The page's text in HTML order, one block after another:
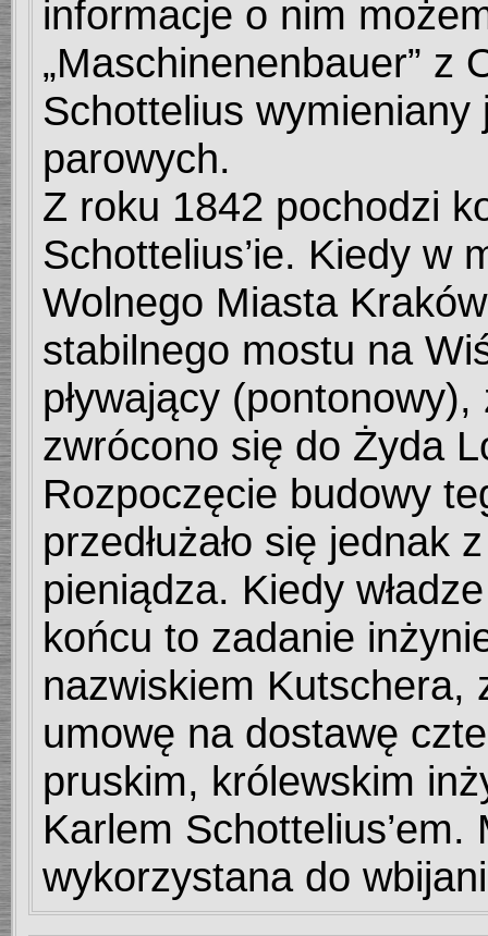
informacje o nim
„Maschinenenbauer” z
Schottelius
parowych.
Z roku 1842 pochodzi
Schottelius’ie. Kiedy w
Wolnego Miasta
stabilnego mostu na
pływający
zwrócono się do Żyda
Rozpoczęcie budowy
przedłużało się jednak
pieniądza. Kiedy
końcu to zadanie
nazwiskiem Kutschera,
umowę na dostawę
pruskim, królewskim
Karlem Schottelius’em.
wykorzystana do